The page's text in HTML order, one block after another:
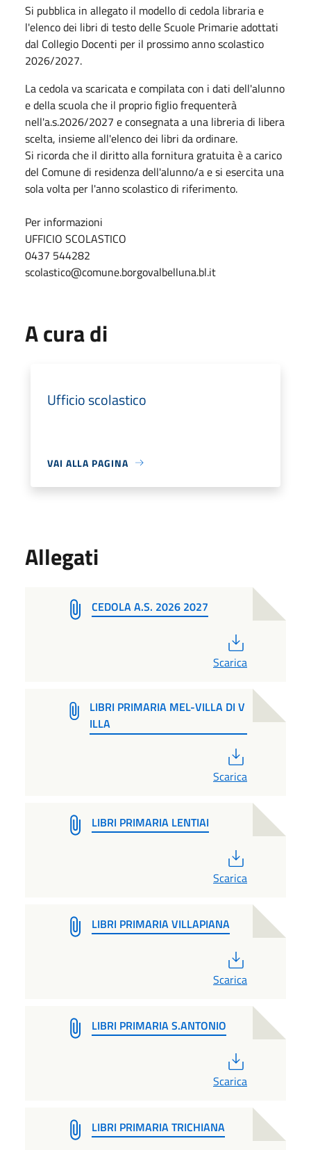
Si pubblica in allegato il modello di cedola libraria e
l'elenco dei libri di testo delle Scuole Primarie adottati
dal Collegio Docenti per il prossimo anno scolastico
2026/2027.
La cedola va scaricata e compilata con i dati dell'alunno
e della scuola che il proprio figlio frequenterà
nell'a.s.2026/2027 e consegnata a una libreria di libera
scelta, insieme all'elenco dei libri da ordinare.
Si ricorda che il diritto alla fornitura gratuita è a carico
del Comune di residenza dell'alunno/a e si esercita una
sola volta per l'anno scolastico di riferimento.
Per informazioni
UFFICIO SCOLASTICO
0437 544282
scolastico@comune.borgovalbelluna.bl.it
A cura di
Ufficio scolastico
VAI ALLA PAGINA
Allegati
CEDOLA A.S. 2026 2027
Scarica
LIBRI PRIMARIA MEL-VILLA DI V
ILLA
Scarica
LIBRI PRIMARIA LENTIAI
Scarica
LIBRI PRIMARIA VILLAPIANA
Scarica
LIBRI PRIMARIA S.ANTONIO
Scarica
LIBRI PRIMARIA TRICHIANA